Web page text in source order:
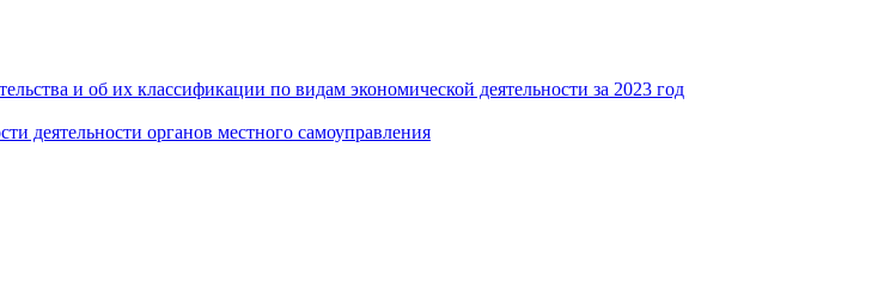
и об их классификации по видам экономической деятельности за 2023 год
деятельности органов местного самоуправления